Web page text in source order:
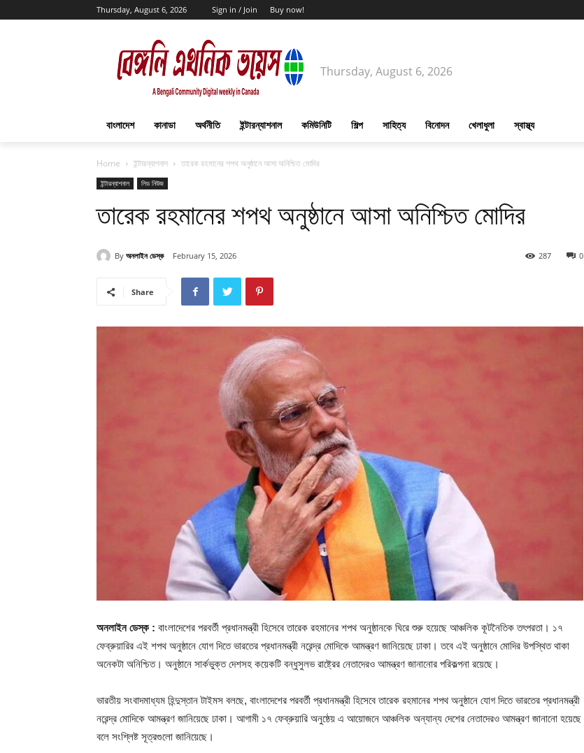
Thursday, August 6, 2026 Sign in / Join Buy now!
Thursday, August 6, 2026
বাংলাদেশ কানাডা অর্থনীতি ইন্টারন্যাশনাল কমিউনিটি শিল্প সাহিত্য বিনোদন খেলাধুলা স্বাস্থ্য
Home ইন্টারন্যাশনাল তারেক রহমানের শপথ অনুষ্ঠানে আসা অনিশ্চিত মোদির
ইন্টারন্যাশনাল লিড নিউজ
তারেক রহমানের শপথ অনুষ্ঠানে আসা অনিশ্চিত মোদির
By অনলাইন ডেস্ক February 15, 2026 0
287
Share
অনলাইন ডেস্ক : বাংলাদেশের পরবর্তী প্রধানমন্ত্রী হিসেবে তারেক রহমানের শপথ অনুষ্ঠানকে ঘিরে শুরু হয়েছে আঞ্চলিক কূটনৈতিক তৎপরতা। ১৭
ফেব্রুয়ারির এই শপথ অনুষ্ঠানে যোগ দিতে ভারতের প্রধানমন্ত্রী নরেন্দ্র মোদিকে আমন্ত্রণ জানিয়েছে ঢাকা। তবে এই অনুষ্ঠানে মোদির উপস্থিত থাকা
অনেকটা অনিশ্চিত। অনুষ্ঠানে সার্কভুক্ত দেশসহ কয়েকটি বন্ধুসুলভ রাষ্ট্রের নেতাদেরও আমন্ত্রণ জানানোর পরিকল্পনা রয়েছে।
ভারতীয় সংবাদমাধ্যম হিন্দুস্তান টাইমস বলছে, বাংলাদেশের পরবর্তী প্রধানমন্ত্রী হিসেবে তারেক রহমানের শপথ অনুষ্ঠানে যোগ দিতে ভারতের প্রধানমন্ত্রী
নরেন্দ্র মোদিকে আমন্ত্রণ জানিয়েছে ঢাকা। আগামী ১৭ ফেব্রুয়ারি অনুষ্ঠেয় এ আয়োজনে আঞ্চলিক অন্যান্য দেশের নেতাদেরও আমন্ত্রণ জানানো হয়েছে
বলে সংশ্লিষ্ট সূত্রগুলো জানিয়েছে।